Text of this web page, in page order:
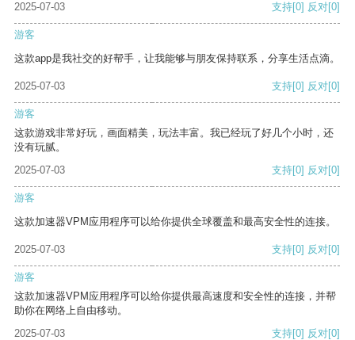
2025-07-03 支持[0] 反对[0]
游客
这款app是我社交的好帮手，让我能够与朋友保持联系，分享生活点滴。
2025-07-03 支持[0] 反对[0]
游客
这款游戏非常好玩，画面精美，玩法丰富。我已经玩了好几个小时，还
没有玩腻。
2025-07-03
支持[0] 反对[0]
游客
这款加速器VPM应用程序可以给你提供全球覆盖和最高安全性的连接。
2025-07-03 支持[0] 反对[0]
游客
这款加速器VPM应用程序可以给你提供最高速度和安全性的连接，并帮
助你在网络上自由移动。
2025-07-03
支持[0] 反对[0]